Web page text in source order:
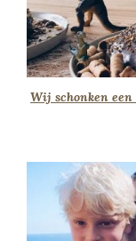
Wij schonken